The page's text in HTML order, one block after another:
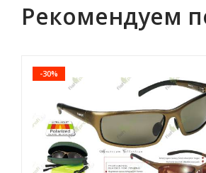
Рекомендуем
-30%